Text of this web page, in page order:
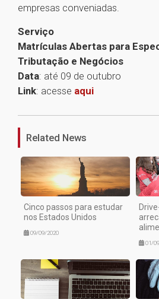
empresas conveniadas.
Serviço
Matrículas Abertas para
Tributação e Negócios
Data: até 09 de outubro
Link: acesse aqui
Related News
Cinco passos para estudar
nos Estados Unidos
09/09/2020
01/